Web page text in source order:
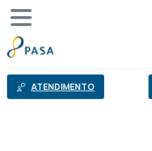
conteúdo
ATENDIMENTO